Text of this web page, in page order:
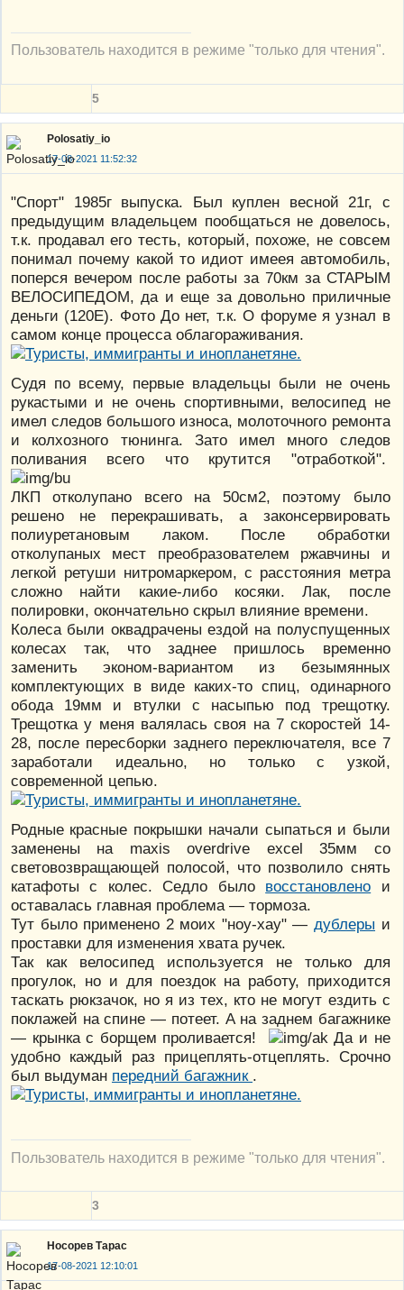
Пользователь находится в режиме "только для чтения".
5
Polosatiy_io
17-08-2021 11:52:32
"Спорт" 1985г выпуска. Был куплен весной 21г, с
предыдущим владельцем пообщаться не довелось,
т.к. продавал его тесть, который, похоже, не совсем
понимал почему какой то идиот имеея автомобиль,
поперся вечером после работы за 70км за СТАРЫМ
ВЕЛОСИПЕДОМ, да и еще за довольно приличные
деньги (120Е). Фото До нет, т.к. О форуме я узнал в
самом конце процесса облагораживания.
Судя по всему, первые владельцы были не очень
рукастыми и не очень спортивными, велосипед не
имел следов большого износа, молоточного ремонта
и колхозного тюнинга. Зато имел много следов
поливания всего что крутится "отработкой".
ЛКП отколупано всего на 50см2, поэтому было
решено не перекрашивать, а законсервировать
полиуретановым лаком. После обработки
отколупаных мест преобразователем ржавчины и
легкой ретуши нитромаркером, с расстояния метра
сложно найти какие-либо косяки. Лак, после
полировки, окончательно скрыл влияние времени.
Колеса были оквадрачены ездой на полуспущенных
колесах так, что заднее пришлось временно
заменить эконом-вариантом из безымянных
комплектующих в виде каких-то спиц, одинарного
обода 19мм и втулки с насыпью под трещотку.
Трещотка у меня валялась своя на 7 скоростей 14-
28, после пересборки заднего переключателя, все 7
заработали идеально, но только с узкой,
современной цепью.
Родные красные покрышки начали сыпаться и были
заменены на maxis overdrive excel 35мм со
световозвращающей полосой, что позволило снять
катафоты с колес. Седло было восстановлено и
оставалась главная проблема — тормоза.
Тут было применено 2 моих "ноу-хау" —дублеры и
проставки для изменения хвата ручек.
Так как велосипед используется не только для
прогулок, но и для поездок на работу, приходится
таскать рюкзачок, но я из тех, кто не могут ездить с
поклажей на спине — потеет. А на заднем багажнике
— крынка с борщем проливается!
Да и не
удобно каждый раз прицеплять-отцеплять. Срочно
был выдуман передний багажник .
Пользователь находится в режиме "только для чтения".
3
Носорев Тарас
17-08-2021 12:10:01